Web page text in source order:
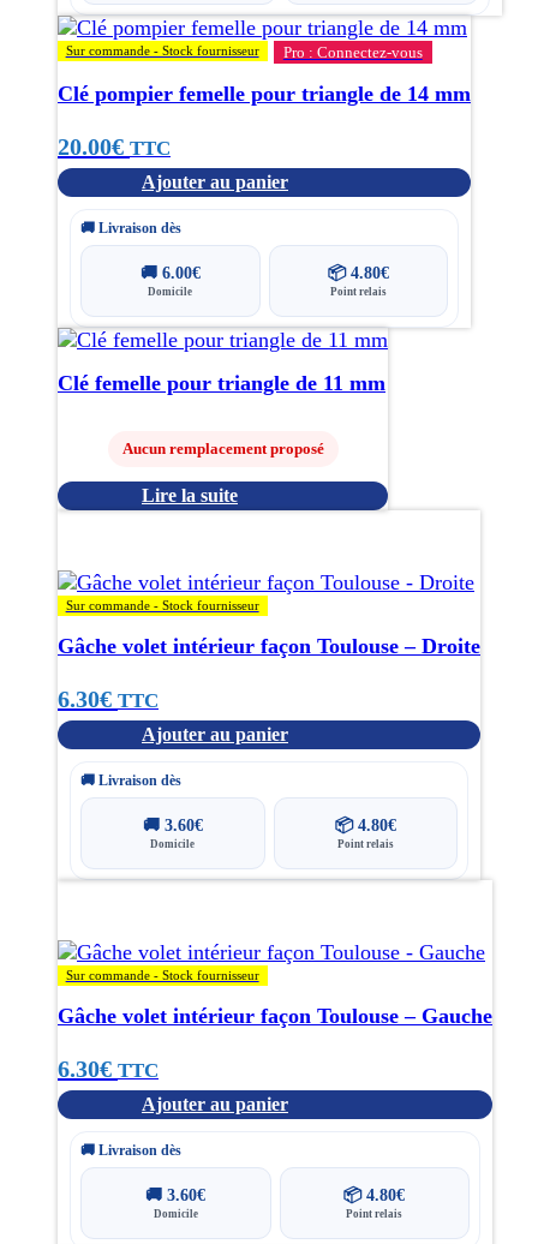
Sur commande - Stock fournisseur Pro : Connectez-vous
Clé pompier femelle pour triangle de 14 mm
20.00€ TTC
Ajouter au panier
🚚 Livraison dès
🚚 6.00€
Domicile
📦 4.80€
Point relais
Clé femelle pour triangle de 11 mm
Aucun remplacement proposé
Lire la suite
Sur commande - Stock fournisseur
Gâche volet intérieur façon Toulouse – Droite
6.30€ TTC
Ajouter au panier
🚚 Livraison dès
🚚 3.60€
Domicile
📦 4.80€
Point relais
Sur commande - Stock fournisseur
Gâche volet intérieur façon Toulouse – Gauche
6.30€ TTC
Ajouter au panier
🚚 Livraison dès
🚚3.60€
Domicile
📦4.80€
Point relais